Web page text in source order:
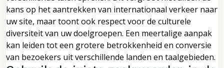
kans op het aantrekken van internationaal verkeer naar
uw site, maar toont ook respect voor de culturele
diversiteit van uw doelgroepen. Een meertalige aanpak
kan leiden tot een grotere betrokkenheid en conversie
van bezoekers uit verschillende landen en taalgebieden.